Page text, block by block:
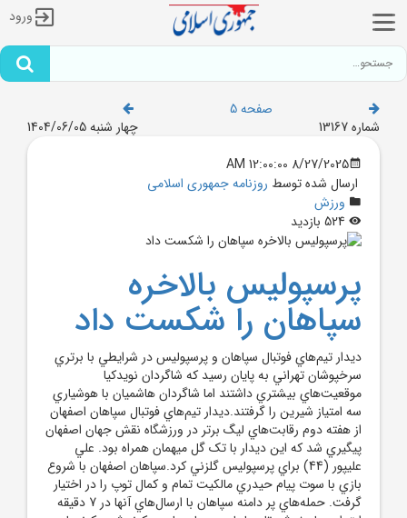
ورود
صفحه 5
شماره 13167
چهار شنبه 1404/06/05
8/27/2025 12:00:00 AM
ارسال شده توسط روزنامه جمهوری اسلامی
ورزش
پرسپوليس بالاخره
سپاهان را شکست داد
ديدار تيم‌هاي فوتبال سپاهان و پرسپوليس در شرايطي با برتري
سرخپوشان تهراني به پايان رسيد که شاگردان نويدکيا
موقعيت‌هاي بيشتري داشتند اما شاگردان هاشميان با هوشياري
سه امتياز شيرين را گرفتند.ديدار تيم‌هاي فوتبال سپاهان اصفهان
از هفته دوم رقابت‌هاي ليگ برتر در ورزشگاه نقش جهان اصفهان
پيگيري شد که اين ديدار با تک گل ميهمان همراه بود. علي
عليپور (44) براي پرسپوليس گلزني کرد.سپاهان اصفهان با شروع
بازي با سوت پيام حيدري مالکيت تمام و کمال توپ را در اختيار
گرفت. حمله‌هاي پر دامنه سپاهان با ارسال‌هاي آنها در 7 دقيقه